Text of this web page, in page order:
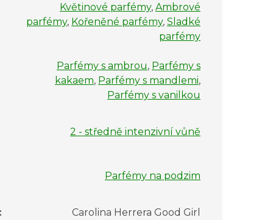
Květinové parfémy, Ambrové
parfémy, Kořeněné parfémy, Sladké
parfémy
Parfémy s ambrou, Parfémy s
kakaem, Parfémy s mandlemi,
Parfémy s vanilkou
2 - středně intenzivní vůně
Parfémy na podzim
: Carolina Herrera Good Girl